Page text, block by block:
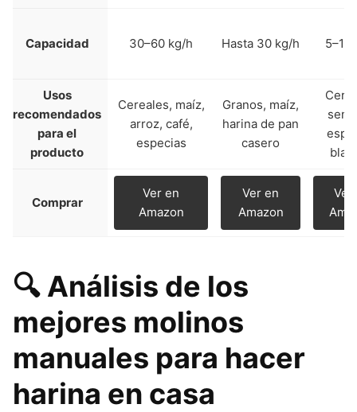
Capacidad 30–60 kg/h Hasta 30 kg/h 5–10
Usos
recomendados
para el
producto
Cereales, maíz,
arroz, café,
especias
Granos, maíz,
harina de pan
casero
Comprar
Ver en
Amazon
Ver en
Amazon
Ver
🔍 Análisis de los
mejores molinos
manuales para hacer
harina en casa